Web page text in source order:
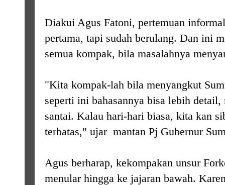
Diakui Agus Fatoni, pertemuan
pertama, tapi sudah berulang. Dan ini
semua kompak, bila masalahnya
"Kita kompak-lah bila menyangkut
seperti ini bahasannya bisa lebih
santai. Kalau hari-hari biasa, kita kan
terbatas," ujar mantan Pj Gubernur
Agus berharap, kekompakan unsur
menular hingga ke jajaran bawah.